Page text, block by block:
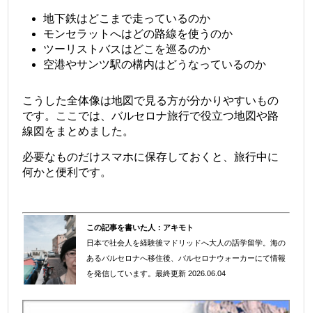
地下鉄はどこまで走っているのか
モンセラットへはどの路線を使うのか
ツーリストバスはどこを巡るのか
空港やサンツ駅の構内はどうなっているのか
こうした全体像は地図で見る方が分かりやすいもの
です。ここでは、バルセロナ旅行で役立つ地図や路
線図をまとめました。
必要なものだけスマホに保存しておくと、旅行中に
何かと便利です。
この記事を書いた人： アキモト
日本で社会人を経験後マドリッドへ大人の語学留学。海の
あるバルセロナへ移住後、バルセロナウォーカーにて情報
を発信しています。最終更新 2026.06.04